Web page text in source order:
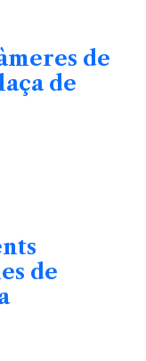
de
de
de